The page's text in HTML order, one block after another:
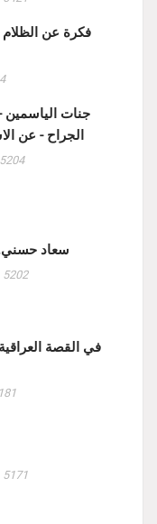
فكرة عن الظلام
جنات الياسمين -
الجراح - عن
5204
سعاد حسني..
5202
في القصة
5171